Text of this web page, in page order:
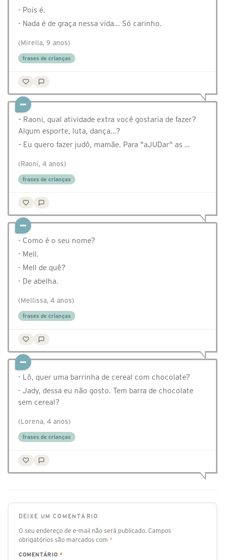
- Pois é.
- Nada é de graça nessa vida... Só carinho.
(Mirella, 9 anos)
frases de crianças
– Raoni, qual atividade extra você gostaria de fazer?
Algum esporte, luta, dança…?
– Eu quero fazer judô, mamãe. Para "aJUDar" as …
(Raoni, 4 anos)
frases de crianças
- Como é o seu nome?
- Mell.
- Mell de quê?
- De abelha.
(Mellissa, 4 anos)
frases de crianças
- Lô, quer uma barrinha de cereal com chocolate?
- Jady, dessa eu não gosto. Tem barra de chocolate
sem cereal?
(Lorena, 4 anos)
frases de crianças
DEIXE UM COMENTÁRIO
O seu endereço de e-mail não será publicado. Campos
obrigatórios são marcados com *
COMENTÁRIO *